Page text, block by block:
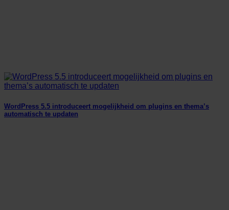
WordPress 5.5 introduceert mogelijkheid om plugins en thema’s
automatisch te updaten